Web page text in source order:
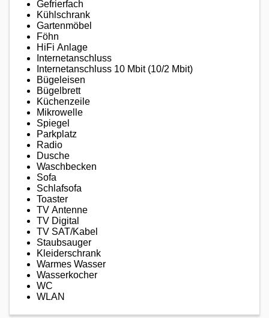
Gefrierfach
Kühlschrank
Gartenmöbel
Föhn
HiFi Anlage
Internetanschluss
Internetanschluss 10 Mbit (10/2 Mbit)
Bügeleisen
Bügelbrett
Küchenzeile
Mikrowelle
Spiegel
Parkplatz
Radio
Dusche
Waschbecken
Sofa
Schlafsofa
Toaster
TV Antenne
TV Digital
TV SAT/Kabel
Staubsauger
Kleiderschrank
Warmes Wasser
Wasserkocher
WC
WLAN